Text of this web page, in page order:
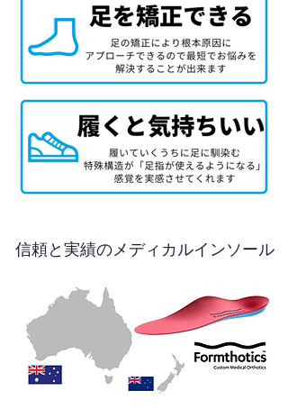
信頼と実績のメディカルインソール